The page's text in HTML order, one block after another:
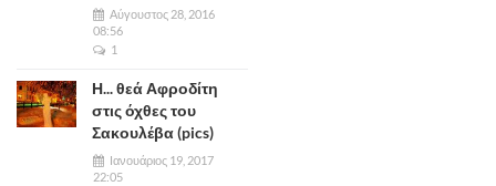
Αύγουστος 28, 2016
08:56
1
Η... θεά Αφροδίτη
στις όχθες του
Σακουλέβα (pics)
Ιανουάριος 19, 2017
22:05